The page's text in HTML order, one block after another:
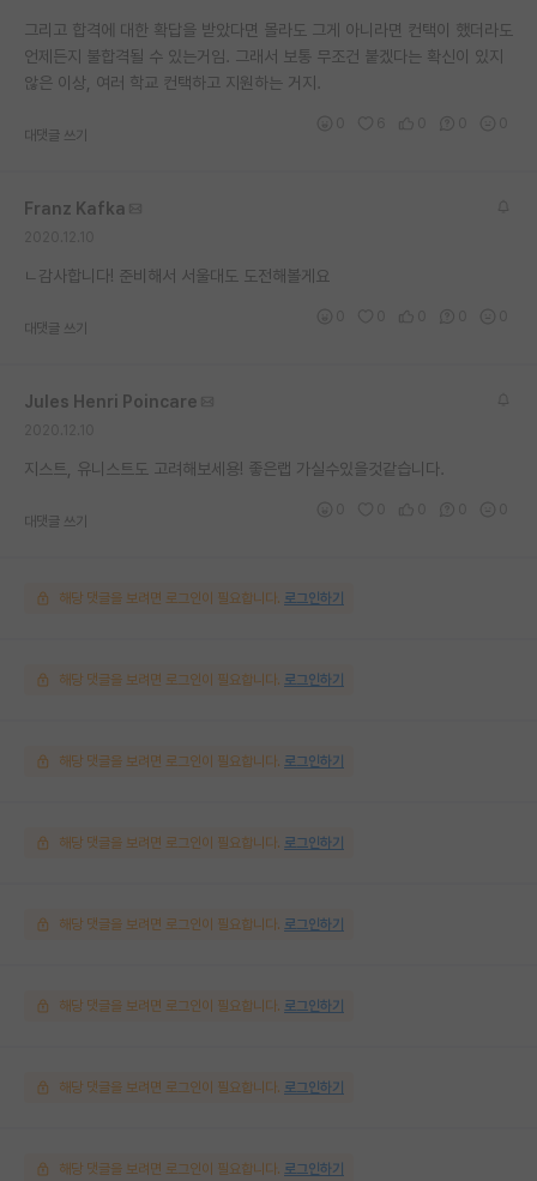
그리고 합격에 대한 확답을 받았다면 몰라도 그게 아니라면 컨택이 했더라도
언제든지 불합격될 수 있는거임. 그래서 보통 무조건 붙겠다는 확신이 있지
않은 이상, 여러 학교 컨택하고 지원하는 거지.
대댓글 쓰기
Franz Kafka
ㄴ감사합니다! 준비해서 서울대도 도전해볼게요
대댓글 쓰기
Jules Henri Poincare
지스트, 유니스트도 고려해보세용! 좋은랩 가실수있을것같습니다.
대댓글 쓰기
해당 댓글을 보려면 로그인이 필요합니다. 로그인하기
해당 댓글을 보려면 로그인이 필요합니다. 로그인하기
해당 댓글을 보려면 로그인이 필요합니다. 로그인하기
해당 댓글을 보려면 로그인이 필요합니다. 로그인하기
해당 댓글을 보려면 로그인이 필요합니다. 로그인하기
해당 댓글을 보려면 로그인이 필요합니다. 로그인하기
해당 댓글을 보려면 로그인이 필요합니다. 로그인하기
해당 댓글을 보려면 로그인이 필요합니다. 로그인하기